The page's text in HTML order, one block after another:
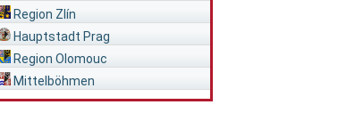
Region Zlín
Hauptstadt Prag
Region Olomouc
Mittelböhmen